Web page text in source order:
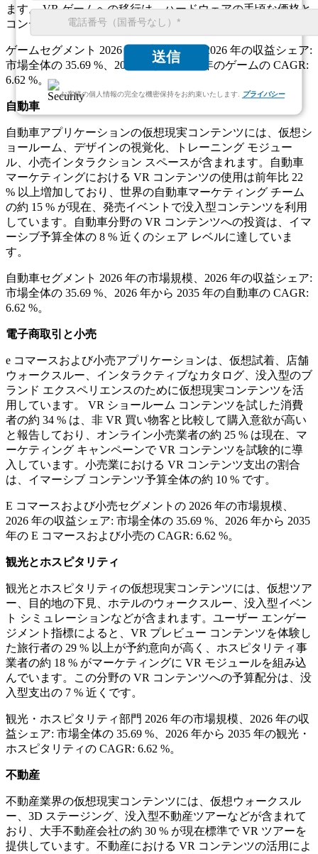
送信
お客様の個人情報の完全な機密保持をお約束いたします. プライバシー
ます。 VR ゲームへの移行は、ハードウェアの手頃な価格と
コンテンツの成熟度の向上によって支えられています。
ゲームセグメント 2026 年の市場規模、2026 年の収益シェア:
市場全体の 35.69 %、2026 年から 2035 年のゲームの CAGR:
6.62 %。
自動車
自動車アプリケーションの仮想現実コンテンツには、仮想シ
ョールーム、デザインの視覚化、トレーニング モジュー
ル、小売インタラクション スペースが含まれます。自動車
マーケティングにおける VR コンテンツの使用は前年比 22
% 以上増加しており、世界の自動車マーケティング チーム
の約 15 % が現在、発売イベントで没入型コンテンツを利用
しています。自動車分野の VR コンテンツへの投資は、イマ
ーシブ予算全体の 8 % 近くのシェア レベルに達していま
す。
自動車セグメント 2026 年の市場規模、2026 年の収益シェア:
市場全体の 35.69 %、2026 年から 2035 年の自動車の CAGR:
6.62 %。
電子商取引と小売
e コマースおよび小売アプリケーションは、仮想試着、店舗
ウォークスルー、インタラクティブなカタログ、没入型のブ
ランド エクスペリエンスのために仮想現実コンテンツを活
用しています。 VR ショールーム コンテンツを試した消費
者の約 34 % は、非 VR 買い物客と比較して購入意欲が高い
と報告しており、オンライン小売業者の約 25 % は現在、マ
ーケティング キャンペーンで VR コンテンツを試験的に導
入しています。小売業における VR コンテンツ支出の割合
は、イマーシブ コンテンツ予算全体の約 10 % です。
E コマースおよび小売セグメントの 2026 年の市場規模、
2026 年の収益シェア: 市場全体の 35.69 %、2026 年から 2035
年の E コマースおよび小売の CAGR: 6.62 %。
観光とホスピタリティ
観光とホスピタリティの仮想現実コンテンツには、仮想ツア
ー、目的地の下見、ホテルのウォークスルー、没入型イベン
ト シミュレーションなどが含まれます。ユーザー エンゲー
ジメント指標によると、VR プレビュー コンテンツを体験し
た旅行者の 29 % 以上が予約意向が高く、ホスピタリティ事
業者の約 18 % がマーケティングに VR モジュールを組み込
んでいます。この分野の VR コンテンツへの予算配分は、没
入型支出の 7 % 近くです。
観光・ホスピタリティ部門 2026 年の市場規模、2026 年の収
益シェア: 市場全体の 35.69 %、2026 年から 2035 年の観光・
ホスピタリティの CAGR: 6.62 %。
不動産
不動産業界の仮想現実コンテンツには、仮想ウォークスル
ー、3D ステージング、没入型不動産ツアーなどが含まれて
おり、大手不動産会社の約 30 % が現在標準で VR ツアーを
提供しています。不動産における VR コンテンツの活用によ